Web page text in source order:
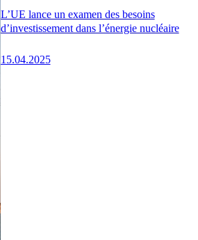
L’UE lance un examen des besoins
d’investissement dans l’énergie nucléaire
15.04.2025